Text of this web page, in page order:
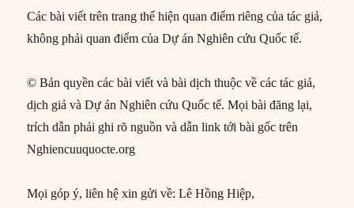
Các bài viết trên trang thể hiện quan điểm riêng của tác giả,
không phải quan điểm của Dự án Nghiên cứu Quốc tế.
© Bản quyền các bài viết và bài dịch thuộc về các tác giả,
dịch giả và Dự án Nghiên cứu Quốc tế. Mọi bài đăng lại,
trích dẫn phải ghi rõ nguồn và dẫn link tới bài gốc trên
Nghiencuuquocte.org
Mọi góp ý, liên hệ xin gửi về: Lê Hồng Hiệp,